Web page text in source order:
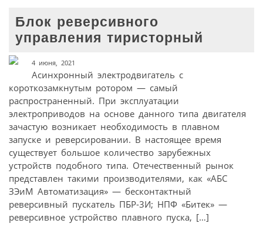
Блок реверсивного
управления тиристорный
4 июня, 2021
Асинхронный электродвигатель с
короткозамкнутым ротором — самый
распространенный. При эксплуатации
электроприводов на основе данного типа двигателя
зачастую возникает необходимость в плавном
запуске и реверсировании. В настоящее время
существует большое количество зарубежных
устройств подобного типа. Отечественный рынок
представлен такими производителями, как «АБС
ЗЭиМ Автоматизация» — бесконтактный
реверсивный пускатель ПБР-3И; НПФ «Битек» —
реверсивное устройство плавного пуска, […]